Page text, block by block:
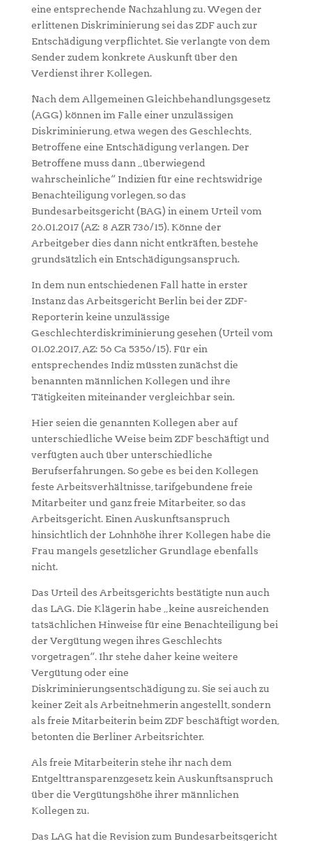
eine entsprechende Nachzahlung zu. Wegen der
erlittenen Diskriminierung sei das ZDF auch zur
Entschädigung verpflichtet. Sie verlangte von dem
Sender zudem konkrete Auskunft über den
Verdienst ihrer Kollegen.
Nach dem Allgemeinen Gleichbehandlungsgesetz
(AGG) können im Falle einer unzulässigen
Diskriminierung, etwa wegen des Geschlechts,
Betroffene eine Entschädigung verlangen. Der
Betroffene muss dann „überwiegend
wahrscheinliche“ Indizien für eine rechtswidrige
Benachteiligung vorlegen, so das
Bundesarbeitsgericht (BAG) in einem Urteil vom
26.01.2017 (AZ: 8 AZR 736/15). Könne der
Arbeitgeber dies dann nicht entkräften, bestehe
grundsätzlich ein Entschädigungsanspruch.
In dem nun entschiedenen Fall hatte in erster
Instanz das Arbeitsgericht Berlin bei der ZDF-
Reporterin keine unzulässige
Geschlechterdiskriminierung gesehen (Urteil vom
01.02.2017, AZ: 56 Ca 5356/15). Für ein
entsprechendes Indiz müssten zunächst die
benannten männlichen Kollegen und ihre
Tätigkeiten miteinander vergleichbar sein.
Hier seien die genannten Kollegen aber auf
unterschiedliche Weise beim ZDF beschäftigt und
verfügten auch über unterschiedliche
Berufserfahrungen. So gebe es bei den Kollegen
feste Arbeitsverhältnisse, tarifgebundene freie
Mitarbeiter und ganz freie Mitarbeiter, so das
Arbeitsgericht. Einen Auskunftsanspruch
hinsichtlich der Lohnhöhe ihrer Kollegen habe die
Frau mangels gesetzlicher Grundlage ebenfalls
nicht.
Das Urteil des Arbeitsgerichts bestätigte nun auch
das LAG. Die Klägerin habe „keine ausreichenden
tatsächlichen Hinweise für eine Benachteiligung bei
der Vergütung wegen ihres Geschlechts
vorgetragen“. Ihr stehe daher keine weitere
Vergütung oder eine
Diskriminierungsentschädigung zu. Sie sei auch zu
keiner Zeit als Arbeitnehmerin angestellt, sondern
als freie Mitarbeiterin beim ZDF beschäftigt worden,
betonten die Berliner Arbeitsrichter.
Als freie Mitarbeiterin stehe ihr nach dem
Entgelttransparenzgesetz kein Auskunftsanspruch
über die Vergütungshöhe ihrer männlichen
Kollegen zu.
Das LAG hat die Revision zum Bundesarbeitsgericht